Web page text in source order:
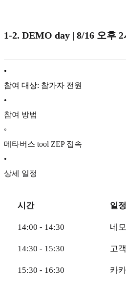
1-2. DEMO day | 8/16 오후 2
•
참여 대상: 참가자 전원
•
참여 방법
◦
메타버스 tool ZEP 접속
•
상세 일정
시간 일정
14:00 - 14:30 네
14:30 - 15:30 고
15:30 - 16:30 카